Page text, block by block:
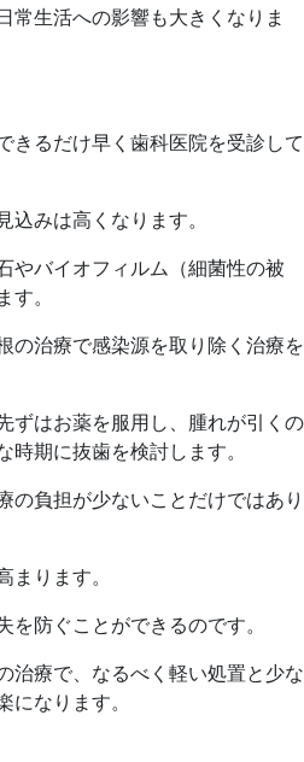
常生活への影響も大きくなりま
きるだけ早く歯科医院を受診して
みは高くなります。
やバイオフィルム（細菌性の被
。
の治療で感染源を取り除く治療を
ずはお薬を服用し、腫れが引くの
時期に抜歯を検討します。
の負担が少ないことだけではあり
ります。
防ぐことができるのです。
治療で、なるべく軽い処置と少な
になります。